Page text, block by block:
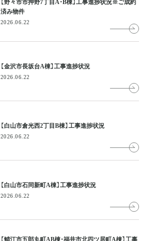
【野々市市押野7丁目A・B棟】工事進捗状況※ご成約
済み物件
2026.06.22
【金沢市長坂台A棟】工事進捗状況
2026.06.22
【白山市倉光西2丁目B棟】工事進捗状況
2026.06.22
【白山市石同新町A棟】工事進捗状況
2026.06.22
【鯖江市五郎丸町AB棟・福井市北四ツ居町A棟】工事